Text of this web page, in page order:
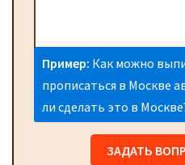
Пример: Как можно
прописаться в Москве
ли сделать это в
ЗАДАТЬ